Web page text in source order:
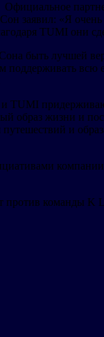
заявил: «Я
TUMI они
быть лучшей
поддерживать всю
TUMI
образ жизни и
и
против команды K